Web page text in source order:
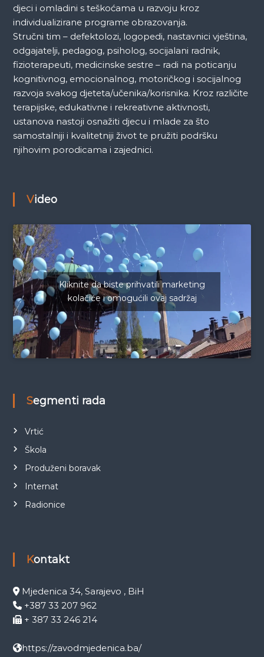
djeci i omladini s teškoćama u razvoju kroz
individualizirane programe obrazovanja.
Stručni tim – defektolozi, logopedi, nastavnici vještina,
odgajatelji, pedagog, psiholog, socijalani radnik,
fizioterapeuti, medicinske sestre – radi na poticanju
kognitivnog, emocionalnog, motoričkog i socijalnog
razvoja svakog djeteta/učenika/korisnika. Kroz različite
terapijske, edukativne i rekreativne aktivnosti,
ustanova nastoji osnažiti djecu i mlade za što
samostalniji i kvalitetniji život te pružiti podršku
njihovim porodicama i zajednici.
Video
Kliknite da biste prihvatili marketing
kolačiće i omogućili ovaj sadržaj
Segmenti rada
Vrtić
Škola
Produženi boravak
Internat
Radionice
Kontakt
Mjedenica 34, Sarajevo , BiH
+387 33 207 962
+ 387 33 246 214
https://zavodmjedenica.ba/